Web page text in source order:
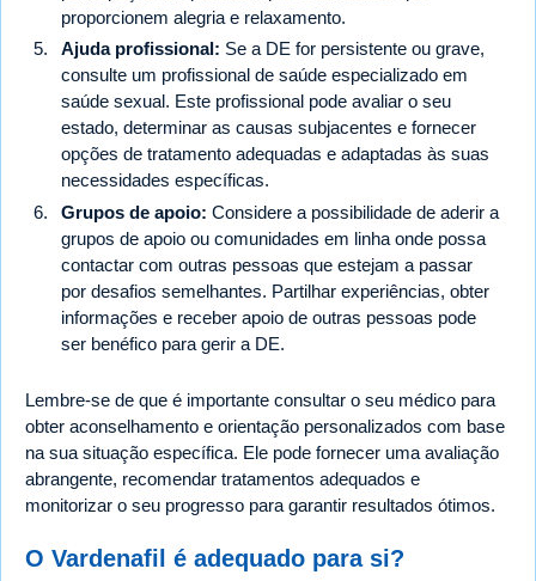
proporcionem alegria e relaxamento.
Ajuda profissional: Se a DE for persistente ou grave,
consulte um profissional de saúde especializado em
saúde sexual. Este profissional pode avaliar o seu
estado, determinar as causas subjacentes e fornecer
opções de tratamento adequadas e adaptadas às suas
necessidades específicas.
Grupos de apoio: Considere a possibilidade de aderir a
grupos de apoio ou comunidades em linha onde possa
contactar com outras pessoas que estejam a passar
por desafios semelhantes. Partilhar experiências, obter
informações e receber apoio de outras pessoas pode
ser benéfico para gerir a DE.
Lembre-se de que é importante consultar o seu médico para
obter aconselhamento e orientação personalizados com base
na sua situação específica. Ele pode fornecer uma avaliação
abrangente, recomendar tratamentos adequados e
monitorizar o seu progresso para garantir resultados ótimos.
O Vardenafil é adequado para si?